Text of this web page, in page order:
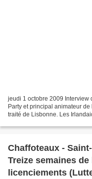
jeudi 1 octobre 2009 Interview
Party et principal animateur
traité de Lisbonne. Les
Chaffoteaux -
Treize semaines
licenciements